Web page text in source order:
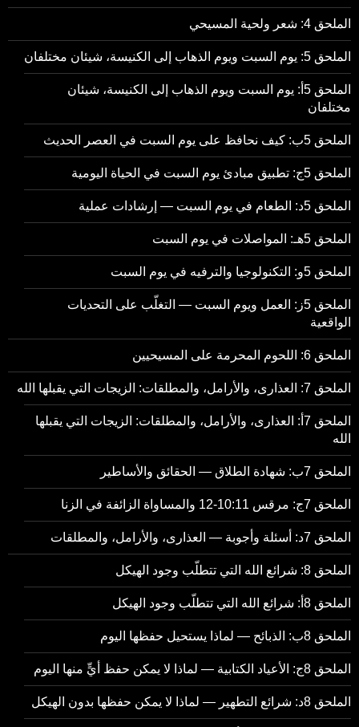
الملحق 4: شعر ولحية المسيحي
الملحق 5: يوم السبت ويوم الذهاب إلى الكنيسة، شيئان مختلفان
الملحق 5أ: يوم السبت ويوم الذهاب إلى الكنيسة، شيئان
مختلفان
الملحق 5ب: كيف نحافظ على يوم السبت في العصر الحديث
الملحق 5ج: تطبيق مبادئ يوم السبت في الحياة اليومية
الملحق 5د: الطعام في يوم السبت — إرشادات عملية
الملحق 5هـ: المواصلات في يوم السبت
الملحق 5و: التكنولوجيا والترفيه في يوم السبت
الملحق 5ز: العمل ويوم السبت — التغلّب على التحديات
الواقعية
الملحق 6: اللحوم المحرمة على المسيحيين
الملحق 7: العذارى، والأرامل، والمطلقات: الزيجات التي يقبلها الله
الملحق 7أ: العذارى، والأرامل، والمطلقات: الزيجات التي يقبلها
الله
الملحق 7ب: شهادة الطلاق — الحقائق والأساطير
الملحق 7ج: مرقس 10:11-12 والمساواة الزائفة في الزنا
الملحق 7د: أسئلة وأجوبة — العذارى، والأرامل، والمطلقات
الملحق 8: شرائع الله التي تتطلّب وجود الهيكل
الملحق 8أ: شرائع الله التي تتطلّب وجود الهيكل
الملحق 8ب: الذبائح — لماذا يستحيل حفظها اليوم
الملحق 8ج: الأعياد الكتابية — لماذا لا يمكن حفظ أيٍّ منها اليوم
الملحق 8د: شرائع التطهير — لماذا لا يمكن حفظها بدون الهيكل